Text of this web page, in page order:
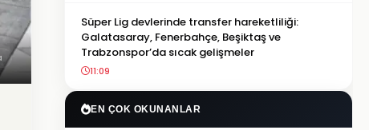
Süper Lig devlerinde transfer hareketliliği:
Galatasaray, Fenerbahçe, Beşiktaş ve
Trabzonspor’da sıcak gelişmeler
11:09
EN ÇOK OKUNANLAR